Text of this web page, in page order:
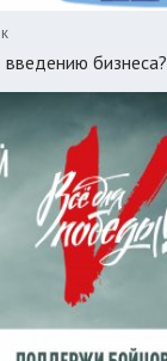
бизнеса?